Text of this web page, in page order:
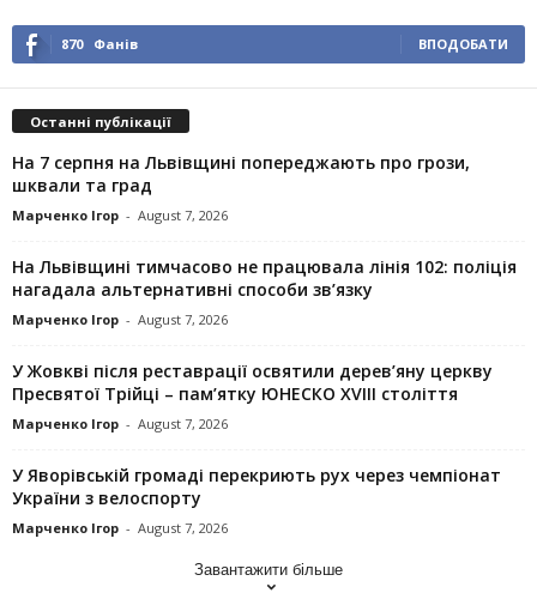
870 Фанів ВПОДОБАТИ
Останні публікації
На 7 серпня на Львівщині попереджають про грози,
шквали та град
Марченко Ігор - August 7, 2026
На Львівщині тимчасово не працювала лінія 102: поліція
нагадала альтернативні способи зв’язку
Марченко Ігор - August 7, 2026
У Жовкві після реставрації освятили дерев’яну церкву
Пресвятої Трійці – пам’ятку ЮНЕСКО XVIII століття
Марченко Ігор - August 7, 2026
У Яворівській громаді перекриють рух через чемпіонат
України з велоспорту
Марченко Ігор - August 7, 2026
Завантажити більше